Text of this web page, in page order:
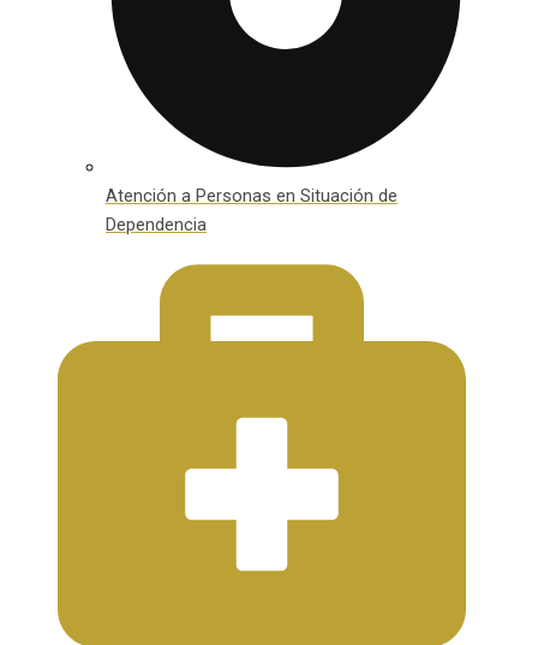
Atención a Personas en Situación de
Dependencia